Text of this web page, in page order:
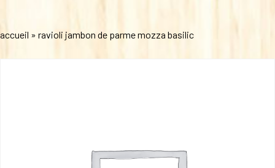
accueil » ravioli jambon de parme mozza basilic